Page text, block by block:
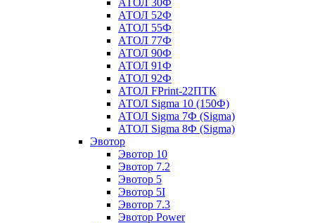
АТОЛ 30Ф
АТОЛ 52Ф
АТОЛ 55Ф
АТОЛ 77Ф
АТОЛ 90Ф
АТОЛ 91Ф
АТОЛ 92Ф
АТОЛ FPrint-22ПТК
АТОЛ Sigma 10 (150Ф)
АТОЛ Sigma 7Ф (Sigma)
АТОЛ Sigma 8Ф (Sigma)
Эвотор
Эвотор 10
Эвотор 7.2
Эвотор 5
Эвотор 5I
Эвотор 7.3
Эвотор Power